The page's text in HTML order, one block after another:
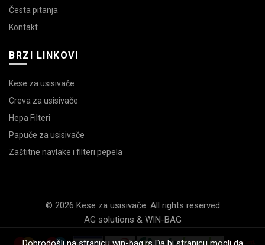
Česta pitanja
Kontakt
BRZI LINKOVI
Kese za usisivače
Creva za usisivače
Hepa Filteri
Papuče za usisivače
Zaštitne navlake i filteri pepela
© 2026 Kese za usisivače. All rights reserved
AG solutions & WIN-BAG